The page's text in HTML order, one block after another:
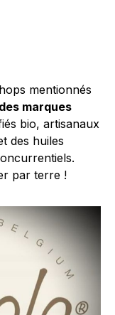
mentionnés
marques
bio, artisanaux
des huiles
par terre !